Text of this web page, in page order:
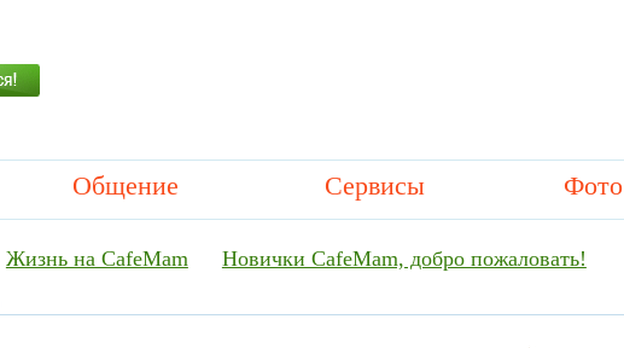
Общение Сервисы Фото
Жизнь на CafeMam Новички CafeMam, добро пожаловать!